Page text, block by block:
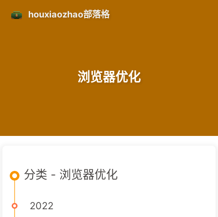
houxiaozhao部落格
浏览器优化
分类 - 浏览器优化
2022